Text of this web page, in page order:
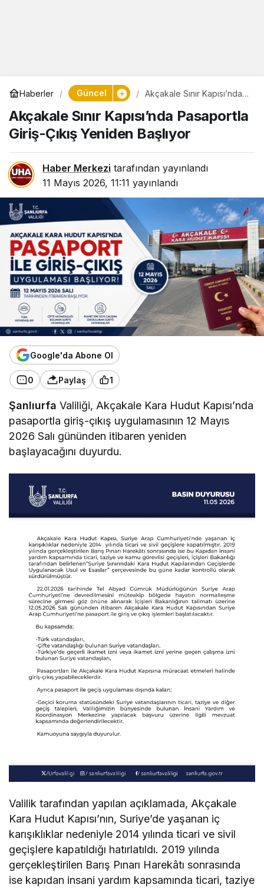
Haberler Güncel
Akçakale Sınır Kapısı’nda
Yeniden Başlıyor
Akçakale Sınır Kapısı’nda Pasaportla
Giriş-Çıkış Yeniden Başlıyor
Haber Merkezi tarafından yayınlandı
11 Mayıs 2026, 11:11 yayınlandı
Google'da Abone Ol
0 Paylaş 1
Şanlıurfa Valiliği, Akçakale Kara Hudut Kapısı’nda
pasaportla giriş-çıkış uygulamasının 12 Mayıs
2026 Salı gününden itibaren yeniden
başlayacağını duyurdu.
Valilik tarafından yapılan açıklamada, Akçakale
Kara Hudut Kapısı’nın, Suriye’de yaşanan iç
karışıklıklar nedeniyle 2014 yılında ticari ve sivil
geçişlere kapatıldığı hatırlatıldı. 2019 yılında
gerçekleştirilen Barış Pınarı Harekâtı sonrasında
ise kapıdan insani yardım kapsamında ticari, taziye